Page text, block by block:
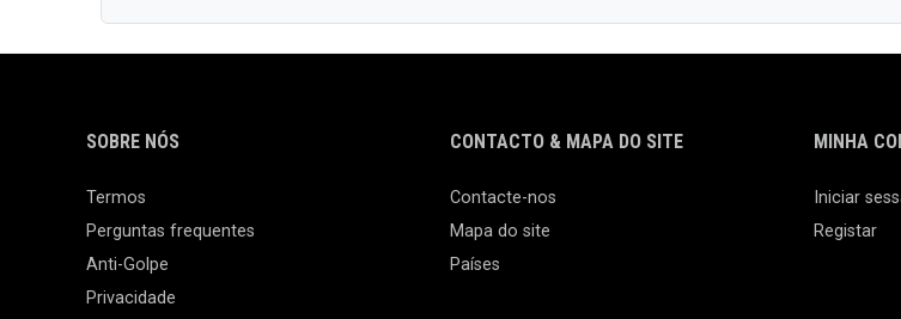
SOBRE NÓS
Termos
Perguntas frequentes
Anti-Golpe
Privacidade
CONTACTO & MAPA DO SITE
Contacte-nos
Mapa do site
Países
MINHA
Iniciar
Registar